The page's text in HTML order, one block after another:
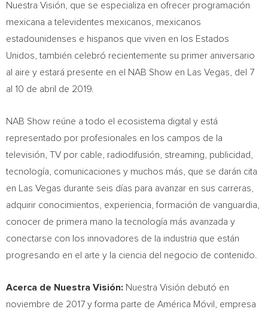
Nuestra Visión, que se especializa en ofrecer programación
mexicana a televidentes mexicanos, mexicanos
estadounidenses e hispanos que viven en los Estados
Unidos, también celebró recientemente su primer aniversario
al aire y estará presente en el NAB Show en
Las Vegas , del 7
al 10 de abril de 2019.
NAB Show reúne a todo el ecosistema digital y está
representado por profesionales en los campos de la
televisión, TV por cable, radiodifusión, streaming, publicidad,
tecnología, comunicaciones y muchos más, que se darán cita
en
Las Vegas durante seis días para avanzar en sus carreras,
adquirir conocimientos, experiencia, formación de vanguardia,
conocer de primera mano la tecnología más avanzada y
conectarse con los innovadores de la industria que están
progresando en el arte y la ciencia del negocio de contenido.
Acerca de Nuestra Visión: Nuestra Visión debutó en
noviembre de 2017 y forma parte de América Móvil, empresa